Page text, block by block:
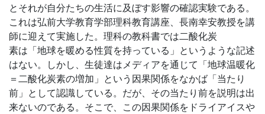
とそれが自分たちの生活に及ぼす影響の確認実験である。
これは弘前大学教育学部理科教育講座、長南幸安教授を講
師に迎えて実施した。理科の教科書では二酸化炭
素は「地球を暖める性質を持っている」というような記述
はない。しかし、生徒達はメディアを通じて「地球温暖化
＝二酸化炭素の増加」という因果関係をなかば「当たり
前」として認識している。だが、その当たり前を説明は出
来ないのである。そこで、この因果関係をドライアイスや